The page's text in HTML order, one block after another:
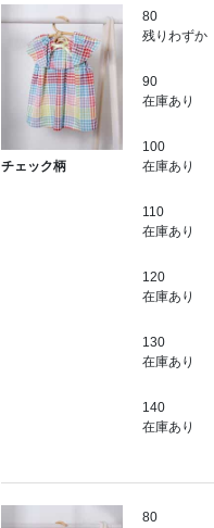
チェック柄
80
残りわずか
90
在庫あり
100
在庫あり
110
在庫あり
120
在庫あり
130
在庫あり
140
在庫あり
80